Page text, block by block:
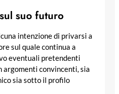
suo futuro
intenzione di privarsi a
sul quale continua a
eventuali pretendenti
argomenti convincenti, sia
sia sotto il profilo